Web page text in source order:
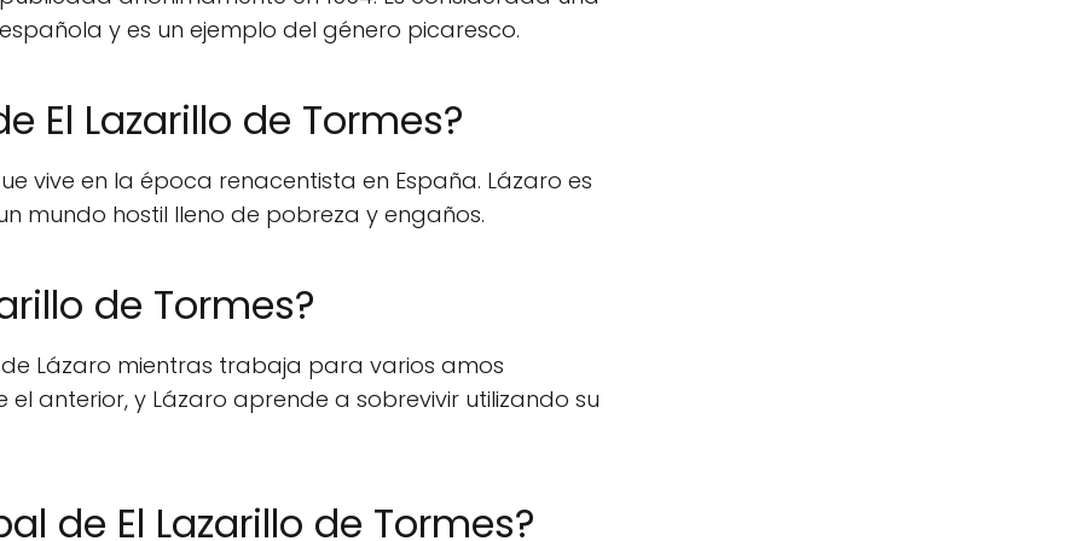
y es un ejemplo del género picaresco.
El Lazarillo de Tormes?
vive en la época renacentista en España. Lázaro es
mundo hostil lleno de pobreza y engaños.
de Tormes?
Lázaro mientras trabaja para varios amos
anterior, y Lázaro aprende a sobrevivir utilizando su
de El Lazarillo de Tormes?